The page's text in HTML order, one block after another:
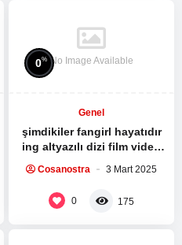
No Image Available
0%
Genel
şimdikiler fangirl hayatıdır
ing altyazılı dizi film video
sahip değil mi…
Cosanostra 3 Mart 2025
0 175